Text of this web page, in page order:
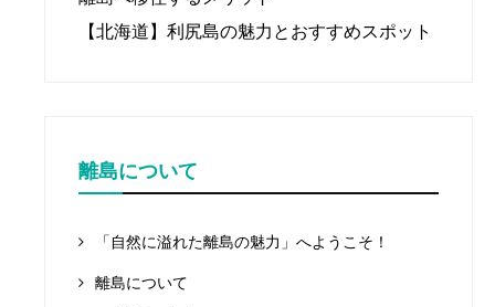
【北海道】利尻島の魅力とおすすめスポット
離島について
「自然に溢れた離島の魅力」へようこそ！
離島について